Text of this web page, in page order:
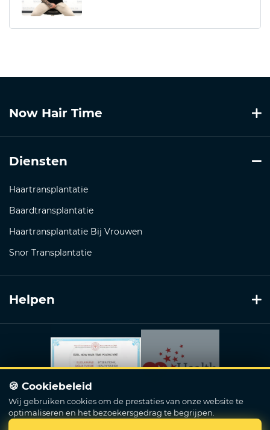
Now Hair Time
Diensten
Haartransplantatie
Baardtransplantatie
Haartransplantatie Bij Vrouwen
Snor Transplantatie
Helpen
🍪 Cookiebeleid
Wij gebruiken cookies om de prestaties van onze website te
optimaliseren en het bezoekersgedrag te begrijpen.